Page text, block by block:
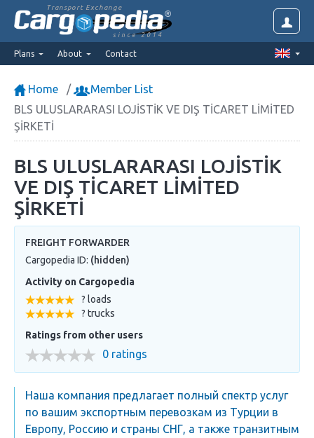
Transport Exchange
since 2014
Plans About Contact
Home
Member List
BLS ULUSLARARASI LOJİSTİK VE DIŞ TİCARET LİMİTED
ŞİRKETİ
BLS ULUSLARARASI LOJİSTİK
VE DIŞ TİCARET LİMİTED
ŞİRKETİ
FREIGHT FORWARDER
Cargopedia ID: (hidden)
Activity on Cargopedia
? loads
? trucks
Ratings from other users
0 ratings
Наша компания предлагает полный спектр услуг
по вашим экспортным перевозкам из Турции в
Европу, Россию и страны СНГ, а также транзитным